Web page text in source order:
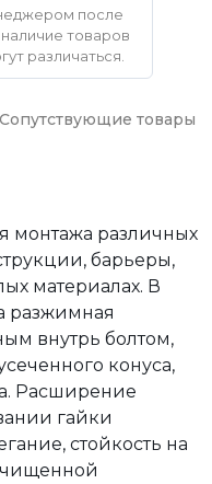
после
товаров
различаться.
Сопутствующие товары
монтажа различных
барьеры,
материалах. В
разжимная
внутрь болтом,
конуса,
Расширение
гайки
стойкость на